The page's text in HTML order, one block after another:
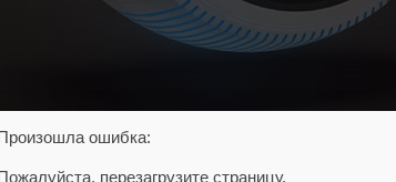
ошибка:
перезагрузите страницу.